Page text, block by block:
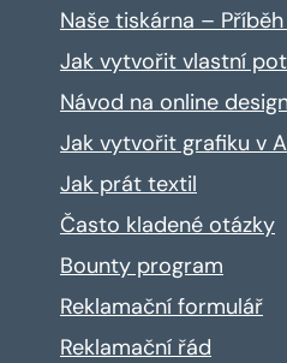
Naše tiskárna –
Jak vytvořit vlastní
Návod na online
Jak vytvořit grafiku v
Jak prát textil
Často kladené otázky
Bounty program
Reklamační formulář
Reklamační řád